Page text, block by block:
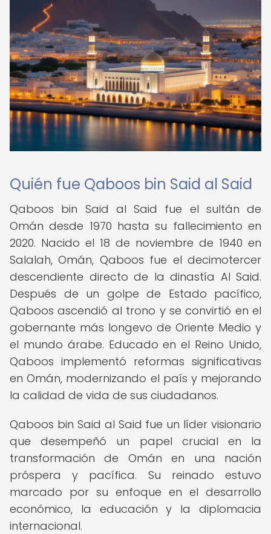
Quién fue Qaboos bin Said al Said
Qaboos bin Said al Said fue el sultán de
Omán desde 1970 hasta su fallecimiento en
2020. Nacido el 18 de noviembre de 1940 en
Salalah, Omán, Qaboos fue el decimotercer
descendiente directo de la dinastía Al Said.
Después de un golpe de Estado pacífico,
Qaboos ascendió al trono y se convirtió en el
gobernante más longevo de Oriente Medio y
el mundo árabe. Educado en el Reino Unido,
Qaboos implementó reformas significativas
en Omán, modernizando el país y mejorando
la calidad de vida de sus ciudadanos.
Qaboos bin Said al Said fue un líder visionario
que desempeñó un papel crucial en la
transformación de Omán en una nación
próspera y pacífica. Su reinado estuvo
marcado por su enfoque en el desarrollo
económico, la educación y la diplomacia
internacional.